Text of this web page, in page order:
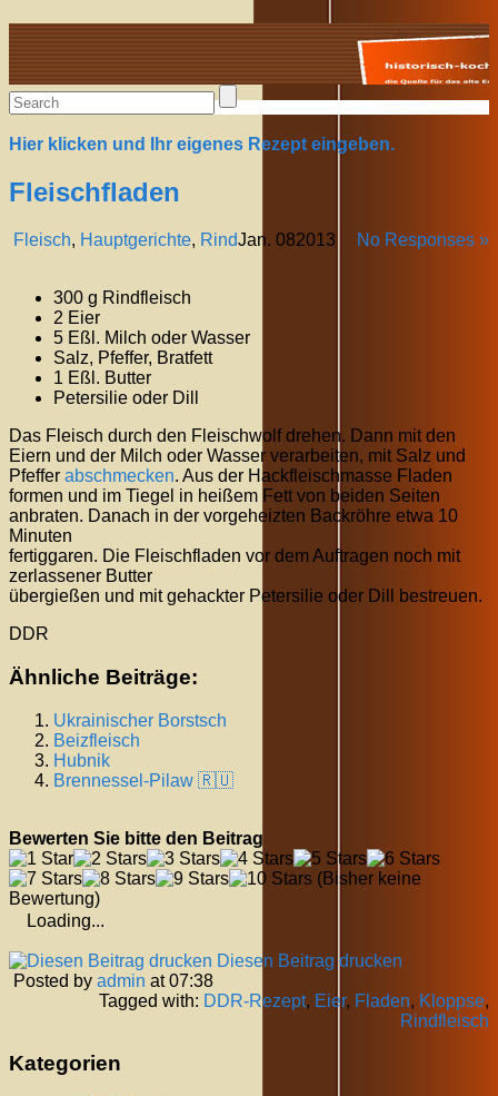
Alte Rezepte online
Hier klicken und Ihr eigenes Rezept eingeben.
Fleischfladen
Fleisch, Hauptgerichte, Rind No Responses »
Jan. 082013
300 g Rindfleisch
2 Eier
5 Eßl. Milch oder Wasser
Salz, Pfeffer, Bratfett
1 Eßl. Butter
Petersilie oder Dill
Das Fleisch durch den Fleischwolf drehen. Dann mit den
Eiern und der Milch oder Wasser verarbeiten, mit Salz und
Pfeffer abschmecken. Aus der Hackfleischmasse Fladen
formen und im Tiegel in heißem Fett von beiden Seiten
anbraten. Danach in der vorgeheizten Backröhre etwa 10
Minuten
fertiggaren. Die Fleischfladen vor dem Auftragen noch mit
zerlassener Butter
übergießen und mit gehackter Petersilie oder Dill bestreuen.
DDR
Ähnliche Beiträge:
Ukrainischer Borstsch
Beizfleisch
Hubnik
Brennessel-Pilaw 🇷🇺
Bewerten Sie bitte den Beitrag
(Bisher keine
Bewertung)
Loading...
Diesen Beitrag drucken
Posted by admin at 07:38
Tagged with: DDR-Rezept, Eier, Fladen, Kloppse,
Rindfleisch
Kategorien